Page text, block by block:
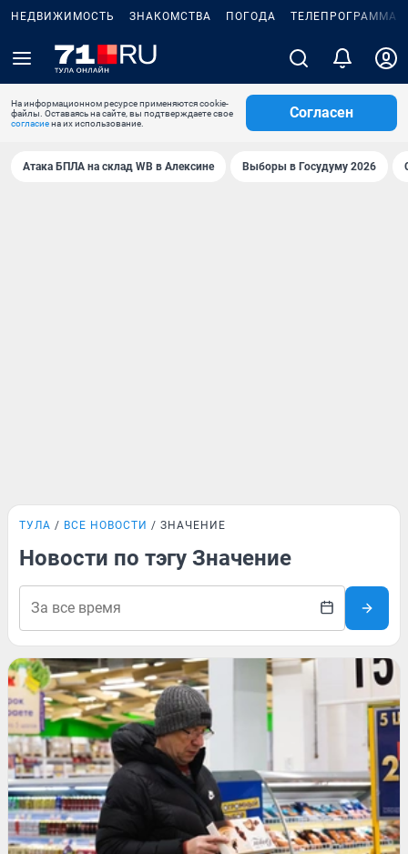
НЕДВИЖИМОСТЬ ЗНАКОМСТВА ПОГОДА ТЕЛЕПРОГРАММА
На информационном ресурсе применяются cookie-
файлы. Оставаясь на сайте, вы подтверждаете свое
согласиена их использование.
Согласен
Атака БПЛА на склад WB в Алексине Выборы в Госудуму 2026
ТУЛА ВСЕ НОВОСТИ ЗНАЧЕНИЕ
Новости по тэгу Значение